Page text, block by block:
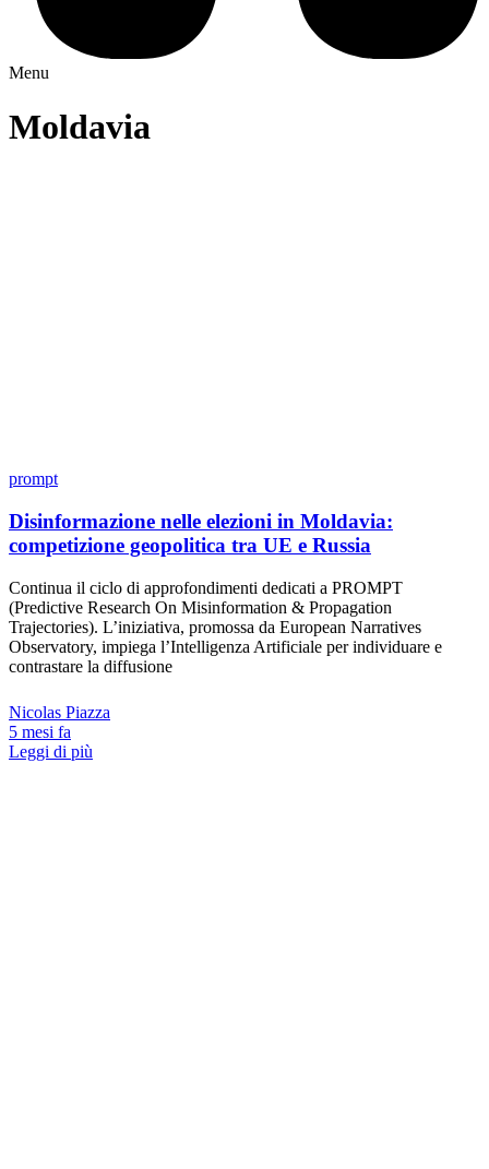
Menu
Moldavia
prompt
Disinformazione nelle elezioni in Moldavia:
competizione geopolitica tra UE e Russia
Continua il ciclo di approfondimenti dedicati a PROMPT
(Predictive Research On Misinformation & Propagation
Trajectories). L’iniziativa, promossa da European Narratives
Observatory, impiega l’Intelligenza Artificiale per individuare e
contrastare la diffusione
Nicolas Piazza
5 mesi fa
Leggi di più